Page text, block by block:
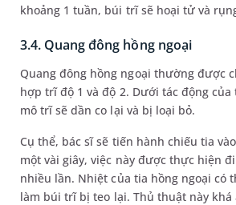
khoảng 1 tuần, búi trĩ sẽ hoại tử và
3.4. Quang đông hồng ngoại
Quang đông hồng ngoại thường được
hợp trĩ độ 1 và độ 2. Dưới tác động của
mô trĩ sẽ dần co lại và bị loại bỏ.
Cụ thể, bác sĩ sẽ tiến hành chiếu tia
một vài giây, việc này được thực hiện
nhiều lần. Nhiệt của tia hồng ngoại có
làm búi trĩ bị teo lại. Thủ thuật này